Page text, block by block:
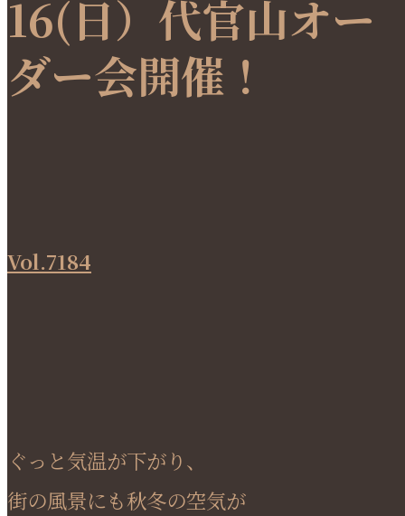
16(日）代官山オー
ダー会開催！
Vol.7184
ぐっと気温が下がり、
街の風景にも秋冬の空気が